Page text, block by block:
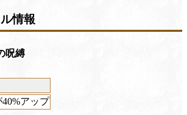
情報
呪縛
アップ